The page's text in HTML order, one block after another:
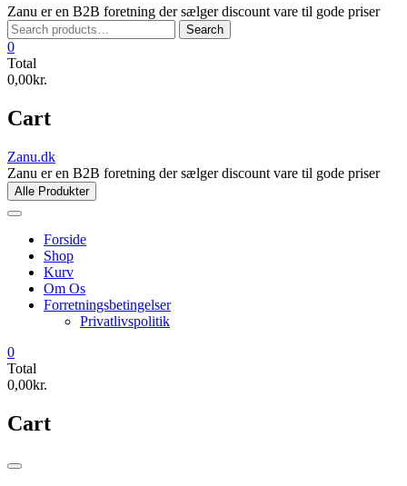
Zanu er en B2B foretning der sælger discount vare til gode priser
Search
for:
Search
0
Total
0,00kr.
Cart
Zanu.dk
Zanu er en B2B foretning der sælger discount vare til gode priser
Alle Produkter
Forside
Shop
Kurv
Om Os
Forretningsbetingelser
Privatlivspolitik
0
Total
0,00kr.
Cart
Catalog